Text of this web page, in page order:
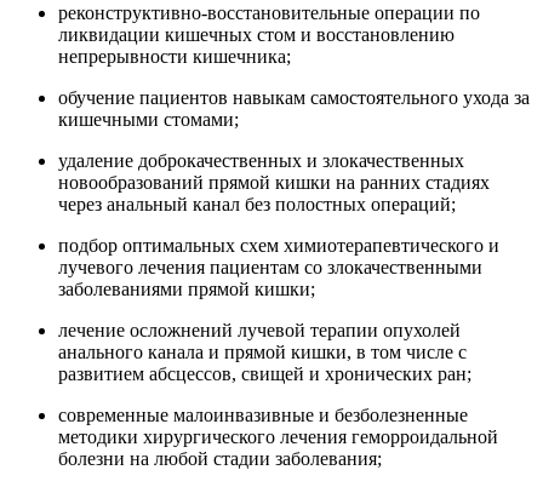
реконструктивно-восстановительные операции по
ликвидации кишечных стом и восстановлению
непрерывности кишечника;
обучение пациентов навыкам самостоятельного ухода за
кишечными стомами;
удаление доброкачественных и злокачественных
новообразований прямой кишки на ранних стадиях
через анальный канал без полостных операций;
подбор оптимальных схем химиотерапевтического и
лучевого лечения пациентам со злокачественными
заболеваниями прямой кишки;
лечение осложнений лучевой терапии опухолей
анального канала и прямой кишки, в том числе с
развитием абсцессов, свищей и хронических ран;
современные малоинвазивные и безболезненные
методики хирургического лечения геморроидальной
болезни на любой стадии заболевания;